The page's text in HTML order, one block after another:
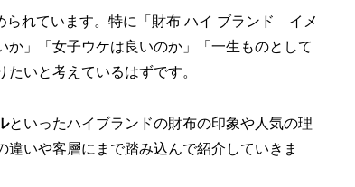
られています。特に「財布 ハイ ブランド イメ
」「女子ウケは良いのか」「一生ものとして
いと考えているはずです。
といったハイブランドの財布の印象や人気の理
違いや客層にまで踏み込んで紹介していきま